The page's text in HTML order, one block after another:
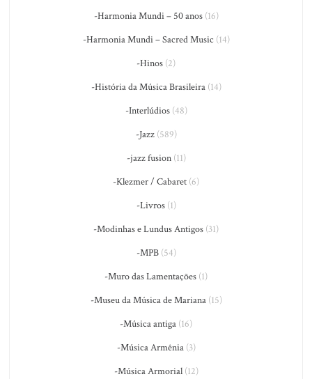
-Harmonia Mundi – 50 anos(16)
-Harmonia Mundi – Sacred Music (14)
-Hinos (2)
-História da Música Brasileira(14)
-Interlúdios(48)
-Jazz(589)
-jazz fusion(11)
-Klezmer / Cabaret (6)
-Livros(1)
-Modinhas e Lundus Antigos (31)
-MPB(54)
-Muro das Lamentações (1)
-Museu da Música de Mariana(15)
-Música antiga (16)
-Música Armênia(3)
-Música Armorial(12)